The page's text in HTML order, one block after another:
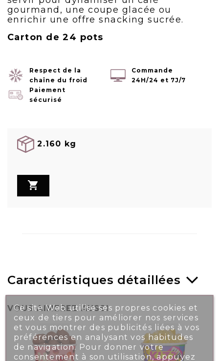
gourmand, une coupe glacée ou
enrichir une offre snacking sucrée.
Carton de 24 pots
Respect de la
chaîne du froid
Commande
24H/24 et 7J/7
Paiement
sécurisé
2.160 kg

Caractéristiques détaillées
VOUS AIMEREZ AUSSI
Ce site Web utilise ses propres cookies et
ceux de tiers pour améliorer nos services
et vous montrer des publicités liées à vos
préférences en analysant vos habitudes
de navigation. Pour donner votre
consentement à son utilisation, appuyez